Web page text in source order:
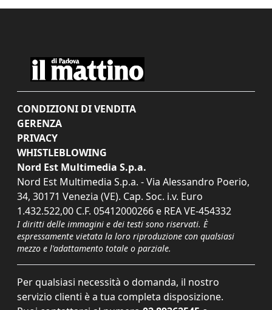
CONDIZIONI DI VENDITA
GERENZA
PRIVACY
WHISTLEBLOWING
Nord Est Multimedia S.p.a.
Nord Est Multimedia S.p.a. - Via Alessandro Poerio,
34, 30171 Venezia (VE). Cap. Soc. i.v. Euro
1.432.522,00 C.F. 05412000266 e REA VE-454332
I diritti delle immagini e dei testi sono riservati. È
espressamente vietata la loro riproduzione con qualsiasi
mezzo e l'adattamento totale o parziale.
Per qualsiasi necessità o domanda, il nostro
servizio clienti è a tua completa disposizione.